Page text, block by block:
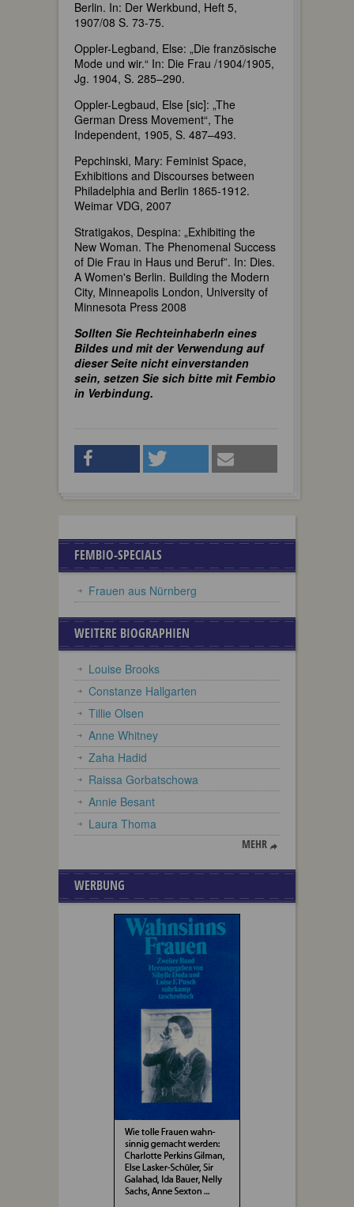
Berlin. In: Der Werkbund, Heft 5,
1907/08 S. 73-75.
Oppler-Legband, Else: „Die französische
Mode und wir.“ In: Die Frau /1904/1905,
Jg. 1904, S. 285–290.
Oppler-Legbaud, Else [sic]: „The
German Dress Movement“, The
Independent, 1905, S. 487–493.
Pepchinski, Mary: Feminist Space,
Exhibitions and Discourses between
Philadelphia and Berlin 1865-1912.
Weimar VDG, 2007
Stratigakos, Despina: „Exhibiting the
New Woman. The Phenomenal Success
of Die Frau in Haus und Beruf”. In: Dies.
A Women's Berlin. Building the Modern
City, Minneapolis London, University of
Minnesota Press 2008
Sollten Sie RechteinhaberIn eines
Bildes und mit der Verwendung auf
dieser Seite nicht einverstanden
sein, setzen Sie sich bitte mit Fembio
in Verbindung.
FEMBIO-SPECIALS
Frauen aus Nürnberg
WEITERE BIOGRAPHIEN
Louise Brooks
Constanze Hallgarten
Tillie Olsen
Anne Whitney
Zaha Hadid
Raissa Gorbatschowa
Annie Besant
Laura Thoma
MEHR
WERBUNG